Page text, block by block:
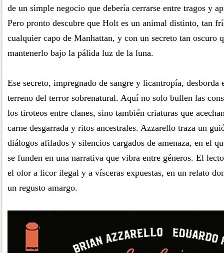
de un simple negocio que debería cerrarse entre tragos y
Pero pronto descubre que Holt es un animal distinto, tan
cualquier capo de Manhattan, y con un secreto tan oscuro
mantenerlo bajo la pálida luz de la luna.
Ese secreto, impregnado de sangre y licantropía, desborda
terreno del terror sobrenatural. Aquí no solo bullen las
los tiroteos entre clanes, sino también criaturas que
carne desgarrada y ritos ancestrales. Azzarello traza un
diálogos afilados y silencios cargados de amenaza, en el
se funden en una narrativa que vibra entre géneros. El
el olor a licor ilegal y a vísceras expuestas, en un relato
un regusto amargo.